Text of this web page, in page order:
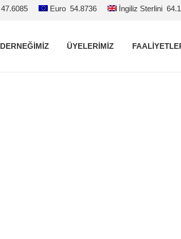
47.6085 Euro 54.8736 İngiliz Sterlini
DERNEĞİMİZ ÜYELERİMİZ